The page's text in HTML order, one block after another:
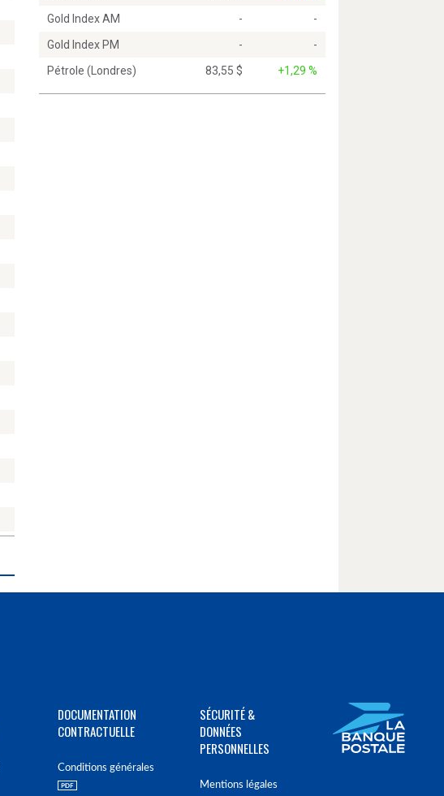
Gold Index AM
-
-
Gold Index PM
-
-
Pétrole (Londres)
83,55 $ +1,29 %
DOCUMENTATION
CONTRACTUELLE
Conditions générales
SÉCURITÉ &
DONNÉES
PERSONNELLES
Mentions légales